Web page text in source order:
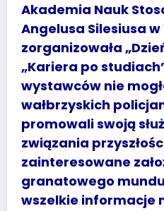
Akademia Nauk
Angelusa Silesiusa w
zorganizowała
„Kariera po
wystawców nie
wałbrzyskich
promowali swoją
związania
zainteresowane
granatowego
wszelkie informacje